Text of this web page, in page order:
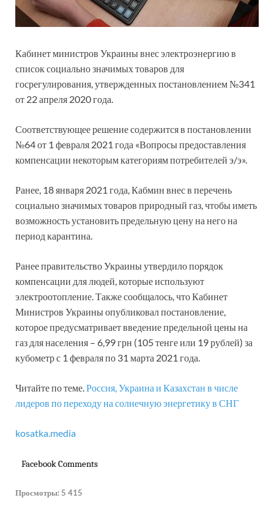
Кабинет министров Украины внес электроэнергию в
список социально значимых товаров для
госрегулирования, утвержденных постановлением №341
от 22 апреля 2020 года.
Соответствующее решение содержится в постановлении
№64 от 1 февраля 2021 года «Вопросы предоставления
компенсации некоторым категориям потребителей э/э».
Ранее, 18 января 2021 года, Кабмин внес в перечень
социально значимых товаров природный газ, чтобы иметь
возможность установить предельную цену на него на
период карантина.
Ранее правительство Украины утвердило порядок
компенсации для людей, которые используют
электроотопление. Также сообщалось, что Кабинет
Министров Украины опубликовал постановление,
которое предусматривает введение предельной цены на
газ для населения – 6,99 грн (105 тенге или 19 рублей) за
кубометр с 1 февраля по 31 марта 2021 года.
Читайте по теме.Россия, Украина и Казахстан в числе
лидеров по переходу на солнечную энергетику в СНГ
kosatka.media
Facebook Comments
Просмотры: 5 415